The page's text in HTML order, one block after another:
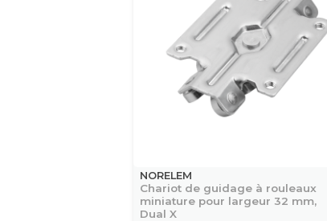
NORELEM
Chariot de guidage à rouleaux
miniature pour largeur 32 mm,
Dual X